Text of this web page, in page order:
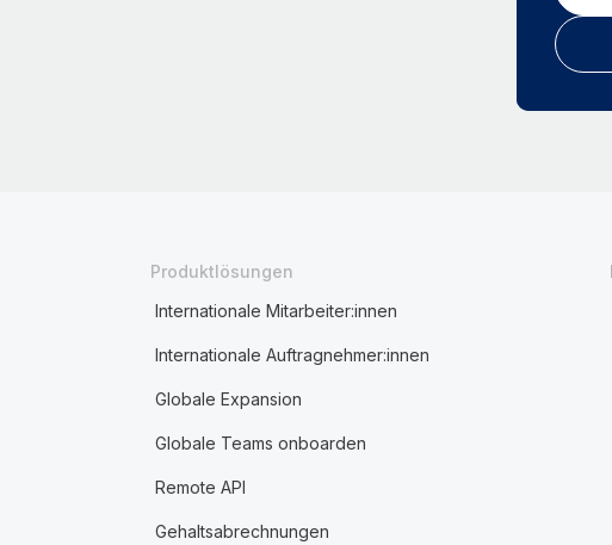
Produktlösungen
Internationale Mitarbeiter:innen
Internationale Auftragnehmer:innen
Globale Expansion
Globale Teams onboarden
Remote API
Gehaltsabrechnungen